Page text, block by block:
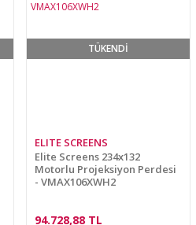
TÜKENDİ
ELITE SCREENS
Elite Screens 234x132
Motorlu Projeksiyon Perdesi
- VMAX106XWH2
94.728,88 TL